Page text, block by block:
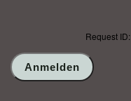
Request